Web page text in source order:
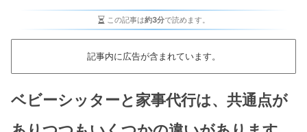
この記事は約3分で読めます。
記事内に広告が含まれています。
ベビーシッターと家事代行は、共通点が